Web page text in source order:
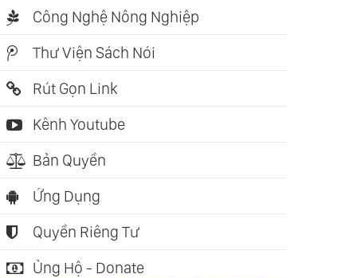
Công Nghệ Nông Nghiệp
Thư Viện Sách Nói
Rút Gọn Link
Kênh Youtube
Bản Quyền
Ứng Dụng
Quyền Riêng Tư
Ủng Hộ - Donate